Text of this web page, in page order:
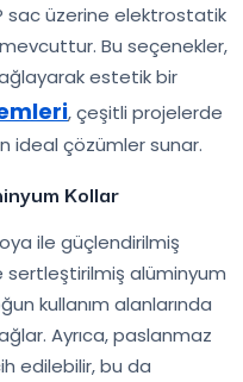
sac üzerine elektrostatik
Bu seçenekler,
estetik bir
, çeşitli projelerde
ideal çözümler sunar.
Kollar
ile güçlendirilmiş
sertleştirilmiş alüminyum
kullanım alanlarında
Ayrıca, paslanmaz
edilebilir, bu da